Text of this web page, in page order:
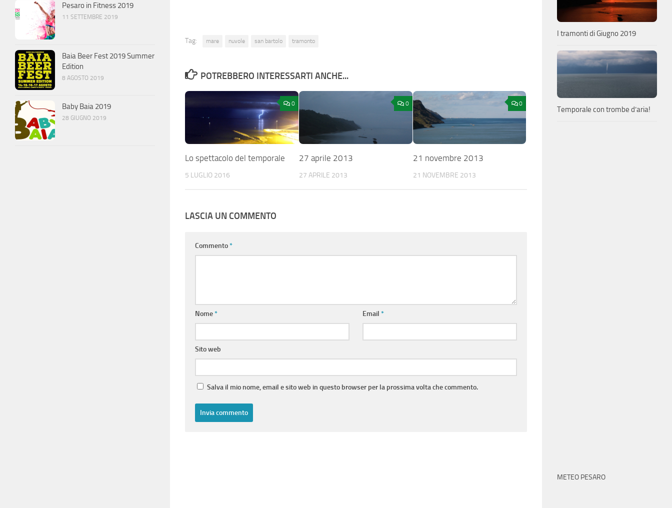
Tag: mare nuvole san bartolo tramonto
POTREBBERO INTERESSARTI ANCHE...
0
Lo spettacolo del temporale
5 LUGLIO 2016
0
27 aprile 2013
27 APRILE 2013
0
21 novembre 2013
21 NOVEMBRE 2013
LASCIA UN COMMENTO
Commento*
Nome* Email *
Sito web
Salva il mio nome, email e sito web in questo browser per la prossima volta che commento.
Pesaro in Fitness 2019
11 SETTEMBRE 2019
Baia Beer Fest 2019 Summer
Edition
8 AGOSTO 2019
Baby Baia 2019
28 GIUGNO 2019
I tramonti di Giugno 2019
Temporale con trombe d’aria!
METEO PESARO